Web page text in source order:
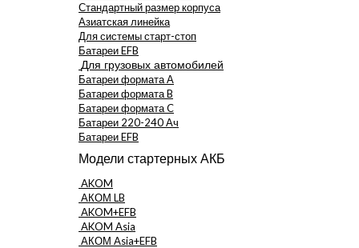
Стандартный размер корпуса
Азиатская линейка
Для системы старт-стоп
Батареи EFB
Для грузовых автомобилей
Батареи формата А
Батареи формата B
Батареи формата C
Батареи 220-240 Ач
Батареи EFB
Модели стартерных АКБ
AKOM
АКОМ LB
AKOM+EFB
AKOM Asia
АКОМ Asia+EFB